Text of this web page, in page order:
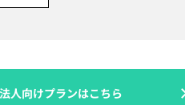
法人向けプランはこちら